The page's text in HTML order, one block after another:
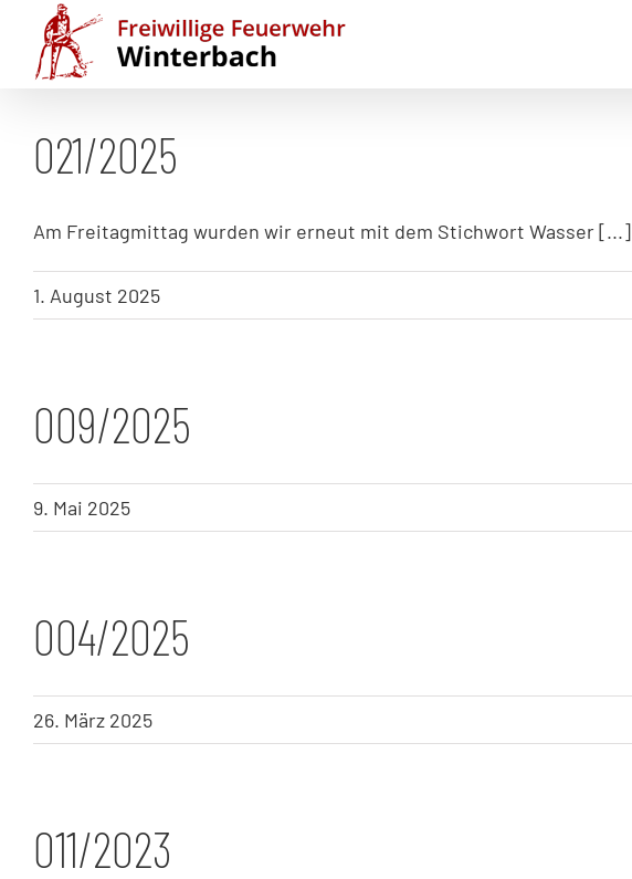
Inhalt
springen
021/2025
Am Freitagmittag wurden wir erneut mit dem Stichwort Wasser [...]
1. August 2025
009/2025
9. Mai 2025
004/2025
26. März 2025
011/2023